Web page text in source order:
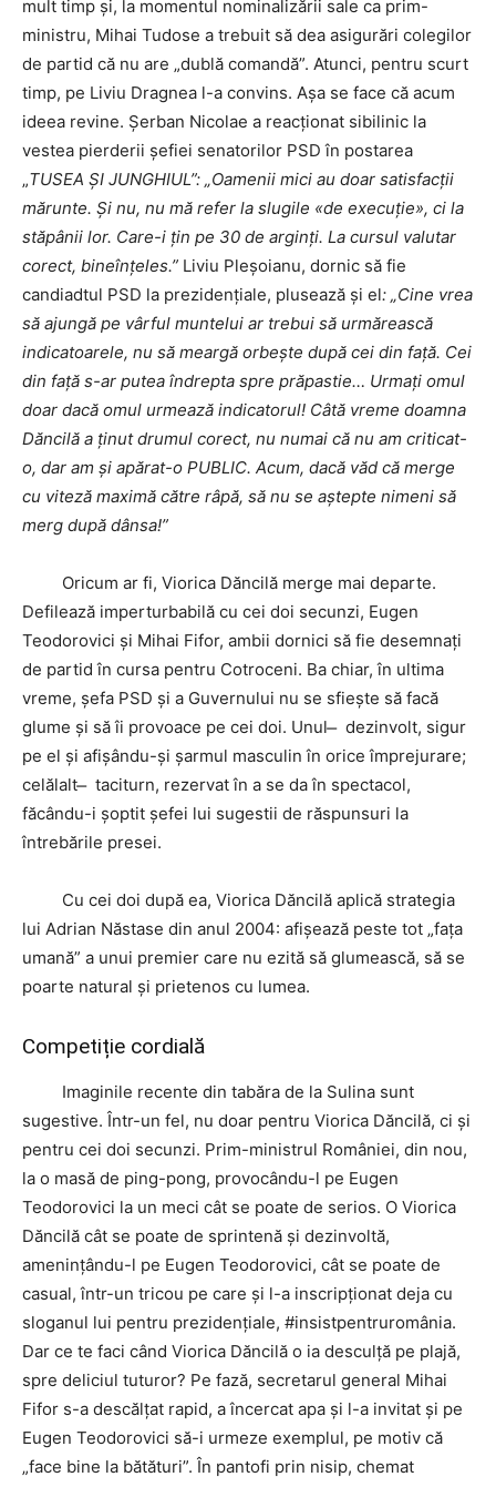
mult timp și, la momentul nominalizării sale ca prim-
ministru, Mihai Tudose a trebuit să dea asigurări colegilor
de partid că nu are „dublă comandă”. Atunci, pentru scurt
timp, pe Liviu Dragnea l-a convins. Așa se face că acum
ideea revine. Șerban Nicolae a reacționat sibilinic la
vestea pierderii șefiei senatorilor PSD în postarea
„TUSEA ȘI JUNGHIUL”: „Oamenii mici au doar satisfacții
mărunte. Și nu, nu mă refer la slugile «de execuție», ci la
stăpânii lor. Care-i țin pe 30 de arginți. La cursul valutar
corect, bineînțeles.” Liviu Pleșoianu, dornic să fie
candiadtul PSD la prezidențiale, plusează și el: „Cine vrea
să ajungă pe vârful muntelui ar trebui să urmărească
indicatoarele, nu să meargă orbește după cei din față. Cei
din față s-ar putea îndrepta spre prăpastie… Urmați omul
doar dacă omul urmează indicatorul! Câtă vreme doamna
Dăncilă a ținut drumul corect, nu numai că nu am criticat-
o, dar am și apărat-o PUBLIC. Acum, dacă văd că merge
cu viteză maximă către râpă, să nu se aștepte nimeni să
merg după dânsa!”
Oricum ar fi, Viorica Dăncilă merge mai departe.
Defilează imperturbabilă cu cei doi secunzi, Eugen
Teodorovici și Mihai Fifor, ambii dornici să fie desemnați
de partid în cursa pentru Cotroceni. Ba chiar, în ultima
vreme, șefa PSD și a Guvernului nu se sfiește să facă
glume și să îi provoace pe cei doi. Unul ̶ dezinvolt, sigur
pe el și afișându-și șarmul masculin în orice împrejurare;
celălalt ̶ taciturn, rezervat în a se da în spectacol,
făcându-i șoptit șefei lui sugestii de răspunsuri la
întrebările presei.
Cu cei doi după ea, Viorica Dăncilă aplică strategia
lui Adrian Năstase din anul 2004: afișează peste tot „fața
umană” a unui premier care nu ezită să glumească, să se
poarte natural și prietenos cu lumea.
Competiție cordială
Imaginile recente din tabăra de la Sulina sunt
sugestive. Într-un fel, nu doar pentru Viorica Dăncilă, ci și
pentru cei doi secunzi. Prim-ministrul României, din nou,
la o masă de ping-pong, provocându-l pe Eugen
Teodorovici la un meci cât se poate de serios. O Viorica
Dăncilă cât se poate de sprintenă și dezinvoltă,
amenințându-l pe Eugen Teodorovici, cât se poate de
casual, într-un tricou pe care și l-a inscripționat deja cu
sloganul lui pentru prezidențiale, #insistpentruromânia.
Dar ce te faci când Viorica Dăncilă o ia desculță pe plajă,
spre deliciul tuturor? Pe fază, secretarul general Mihai
Fifor s-a descălțat rapid, a încercat apa și l-a invitat și pe
Eugen Teodorovici să-i urmeze exemplul, pe motiv că
„face bine la bătături”. În pantofi prin nisip, chemat